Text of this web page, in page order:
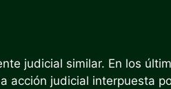
judicial similar. En los
acción judicial interpuesta